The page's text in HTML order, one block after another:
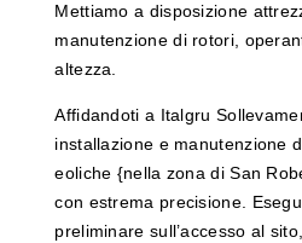
Mettiamo a disposizione
manutenzione di rotori,
altezza.
Affidandoti a Italgru
installazione e manutenzione
eoliche {nella zona di San
con estrema precisione.
preliminare sull’accesso al